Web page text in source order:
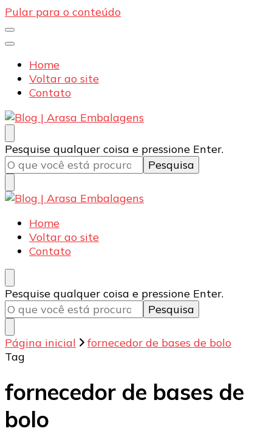
Pular para o conteúdo
Home
Voltar ao site
Contato
Blog | Arasa Embalagens
Confira conteúdos sobre embalagens para pizzas,
doces e salgados. Tudo para seu comércio com a
qualidade Arasa. Leia nossos conteúdos!
Procurando
algo?
Pesquise qualquer coisa e pressione Enter.
Blog | Arasa Embalagens
Confira conteúdos sobre embalagens para pizzas,
doces e salgados. Tudo para seu comércio com a
qualidade Arasa. Leia nossos conteúdos!
Home
Voltar ao site
Contato
Procurando
algo?
Pesquise qualquer coisa e pressione Enter.
Página inicial
fornecedor de bases de bolo
Tag
fornecedor de bases de
bolo